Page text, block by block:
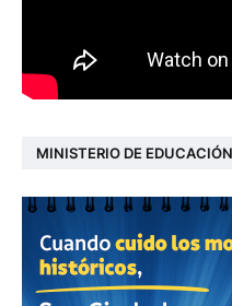
MINISTERIO DE EDUCACIÓN